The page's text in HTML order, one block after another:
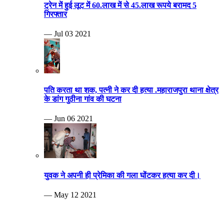
ट्रेन में हुई लूट में 60.लाख में से 45.लाख रूपये बरामद 5
गिरफ्तार
— Jul 03 2021
पति करता था शक, पत्नी ने कर दी हत्या .महाराजपुरा थाना क्षेत्र
के डांग गुठीना गांव की घटना
— Jun 06 2021
युवक ने अपनी ही प्रेमिका की गला घोंटकर हत्या कर दी।
— May 12 2021